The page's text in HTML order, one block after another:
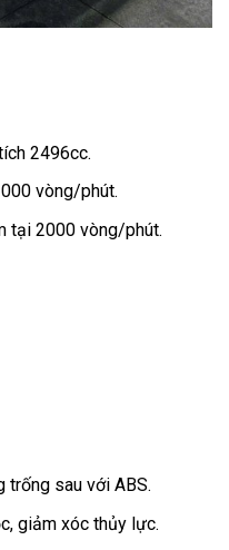
2496cc.
vòng/phút.
tại 2000 vòng/phút.
trống sau với ABS.
giảm xóc thủy lực.